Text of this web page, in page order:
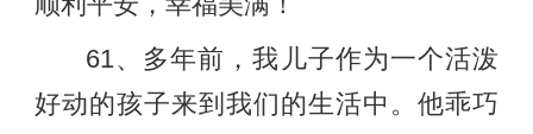
61、多年前，我儿子作为一个活泼
好动的孩子来到我们的生活中。他乖巧